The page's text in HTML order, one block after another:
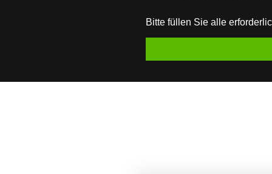
Bitte füllen Sie alle